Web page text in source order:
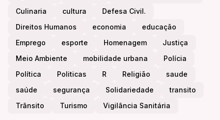
Culinaria
cultura
Defesa Civil.
Direitos Humanos
economia
educação
Emprego
esporte Homenagem
Justiça
Meio Ambiente
mobilidade urbana
Polícia
Política
Politicas R Religião
saude
saúde
segurança Solidariedade
transito
Trânsito
Turismo Vigilância Sanitária